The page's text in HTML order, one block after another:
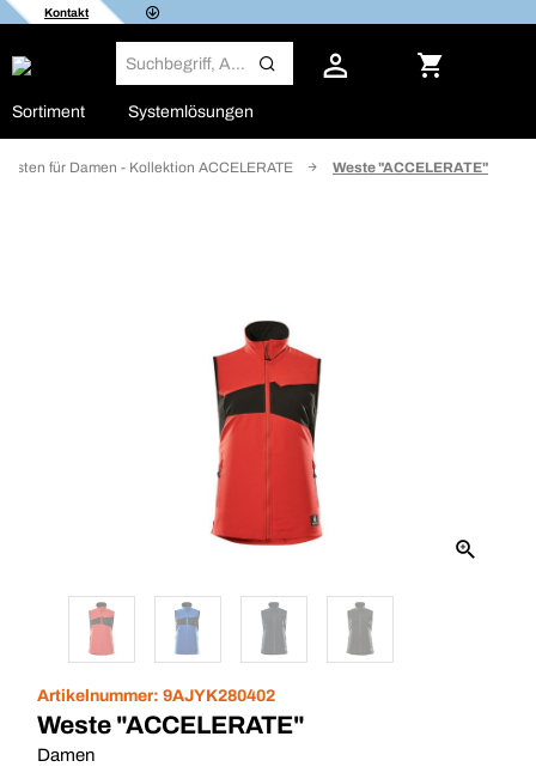
Kontakt
Sortiment Systemlösungen
für Damen - Kollektion ACCELERATE Weste "ACCELERATE"
Artikelnummer: 9AJYK280402
Weste "ACCELERATE"
Damen